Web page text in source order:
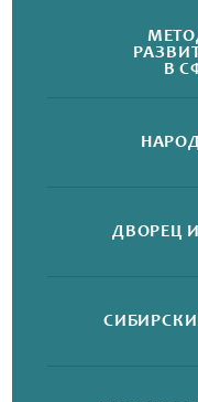
В
ДВОРЕЦ